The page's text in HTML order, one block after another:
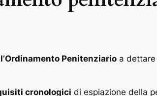
Penitenziario a
cronologici di espiazione della